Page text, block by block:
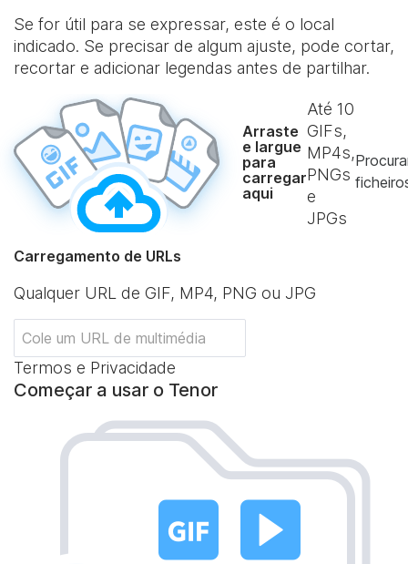
Se for útil para se expressar, este é o local
indicado. Se precisar de algum ajuste, pode cortar,
recortar e adicionar legendas antes de partilhar.
Arraste
e largue
para
carregar
aqui
Até 10
GIFs,
MP4s,
PNGs
e
JPGs
Carregamento de URLs
Qualquer URL de GIF, MP4, PNG ou JPG
Termos e Privacidade
Começar a usar o Tenor